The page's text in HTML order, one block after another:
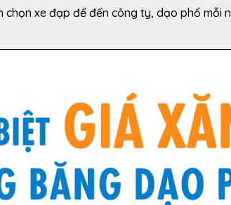
chọn xe đạp để đến công ty, dạo phố mỗi